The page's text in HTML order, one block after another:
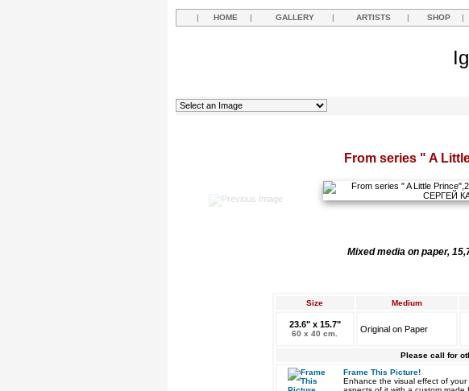
| HOME | GALLERY | ARTISTS | SHOP |
From series " A
Mixed media on paper,
Size Medium
23.6" x 15.7"
60 x 40 cm. Original on Paper
Please call for
Frame This Picture!
Enhance the visual effect of